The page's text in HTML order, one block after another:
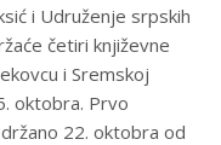
i Udruženje srpskih
četiri književne
i Sremskoj
oktobra. Prvo
22. oktobra od